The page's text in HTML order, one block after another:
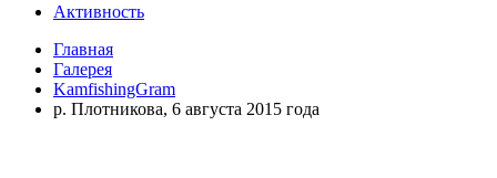
Активность
Главная
Галерея
KamfishingGram
р. Плотникова, 6 августа 2015 года